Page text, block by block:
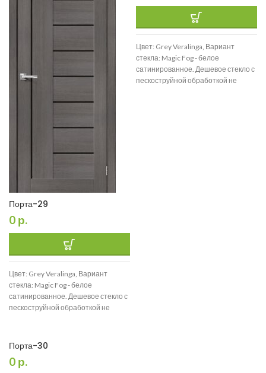
Порта-29
0 р.
Цвет: Grey Veralinga, Вариант
стекла: Magic Fog - белое
сатинированное. Дешевое стекло с
пескоструйной обработкой не
Цвет: Grey Veralinga, Вариант
стекла: Magic Fog - белое
сатинированное. Дешевое стекло с
пескоструйной обработкой не
Порта-30
0 р.